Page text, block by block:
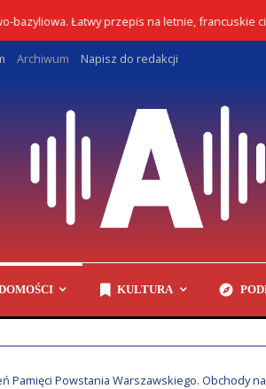
Łatwy przepis na letnie, francuskie ciasto
Archiwum Napisz do redakcji
KULTURA
Pamięci Powstania Warszawskiego. Obchody